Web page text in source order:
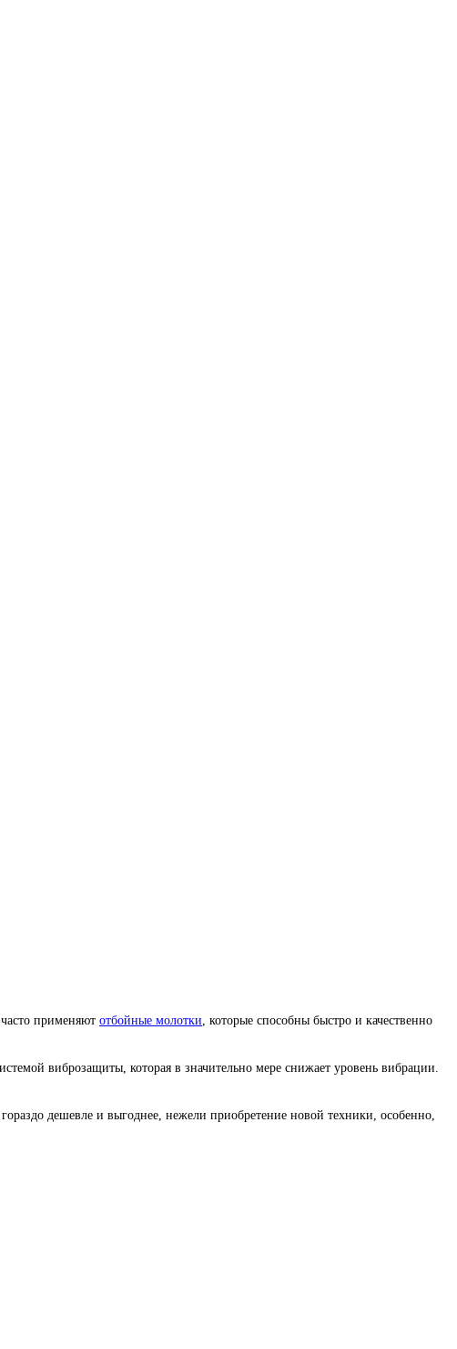
применяют отбойные молотки , которые способны быстро и качественно
виброзащиты, которая в значительно мере снижает уровень вибрации.
дешевле и выгоднее, нежели приобретение новой техники, особенно,